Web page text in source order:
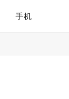
手机